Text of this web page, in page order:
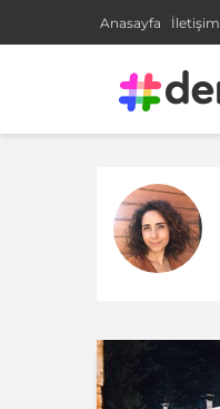
Anasayfa İletişim